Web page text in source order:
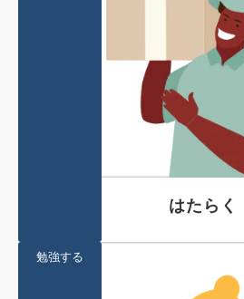
はたらく
勉強する